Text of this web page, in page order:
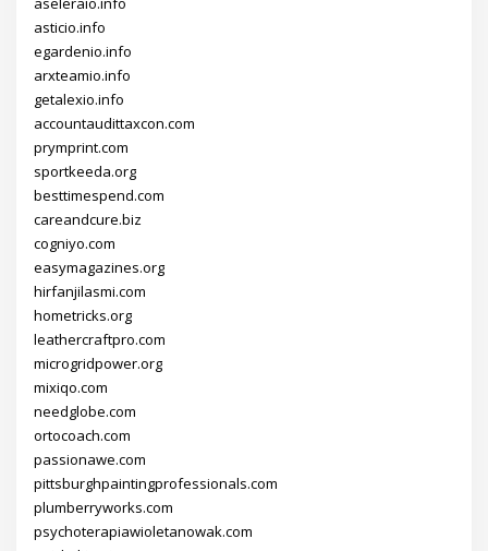
asticio.info
egardenio.info
arxteamio.info
getalexio.info
accountaudittaxcon.com
prymprint.com
sportkeeda.org
besttimespend.com
careandcure.biz
cogniyo.com
easymagazines.org
hirfanjilasmi.com
hometricks.org
leathercraftpro.com
microgridpower.org
mixiqo.com
needglobe.com
ortocoach.com
passionawe.com
pittsburghpaintingprofessionals.com
plumberryworks.com
psychoterapiawioletanowak.com